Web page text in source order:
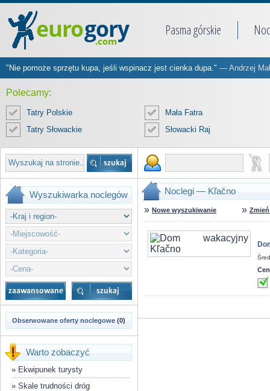
Pasma górskie
"Nie pomoże sprzętu kupa, jeśli wspinacz jest cienka dupa." — Andrzej
Polecamy:
Tatry Polskie
Mała Fatra
Tatry Słowackie
Słowacki Raj
Noclegi — Kľačno
» Nowe wyszukiwanie »
Wyszukiwarka noclegów
Obserwowane oferty noclegowe (0)
Warto zobaczyć
» Ekwipunek turysty
» Skale trudności dróg